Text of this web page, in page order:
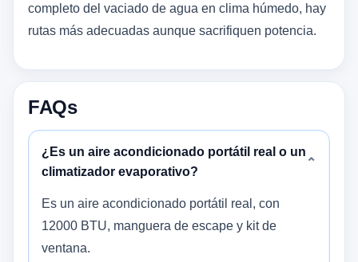
completo del vaciado de agua en clima húmedo, hay
rutas más adecuadas aunque sacrifiquen potencia.
FAQs
¿Es un aire acondicionado portátil real o un
climatizador evaporativo?
⌄
Es un aire acondicionado portátil real, con
12000 BTU, manguera de escape y kit de
ventana.